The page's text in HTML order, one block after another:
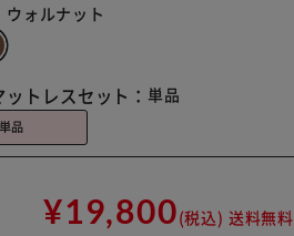
ウォルナット
ットレスセット：単品
単品
¥19,800(税込) 送料無料